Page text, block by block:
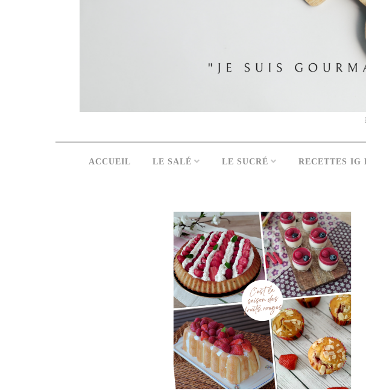
ACCUEIL LE SALÉ LE SUCRÉ RECETTES IG